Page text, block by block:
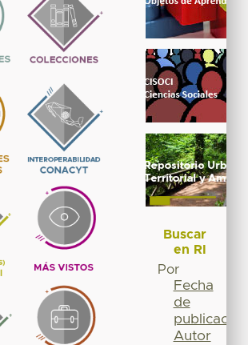
Buscar
en RI
Por
Fecha
de
publicación
Autor